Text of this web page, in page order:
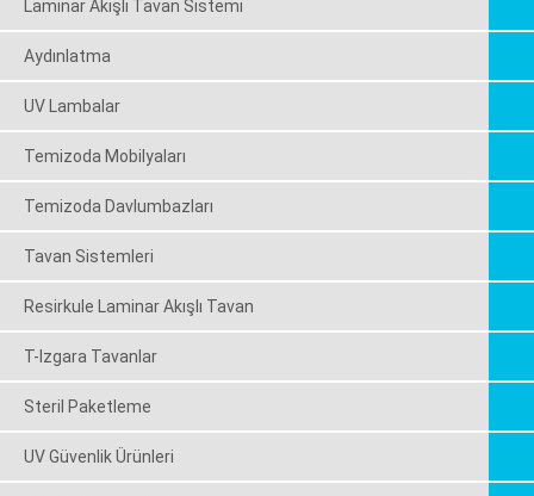
Laminar Akışlı Tavan Sistemi
Aydınlatma
UV Lambalar
Temizoda Mobilyaları
Temizoda Davlumbazları
Tavan Sistemleri
Resirkule Laminar Akışlı Tavan
T-Izgara Tavanlar
Steril Paketleme
UV Güvenlik Ürünleri